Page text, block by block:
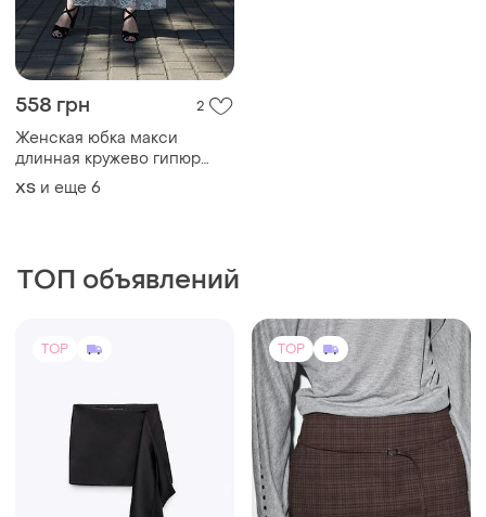
558 грн 2
Женская юбка макси
длинная кружево гипюр
летняя
ХS и еще 6
ТОП объявлений
TOP TOP